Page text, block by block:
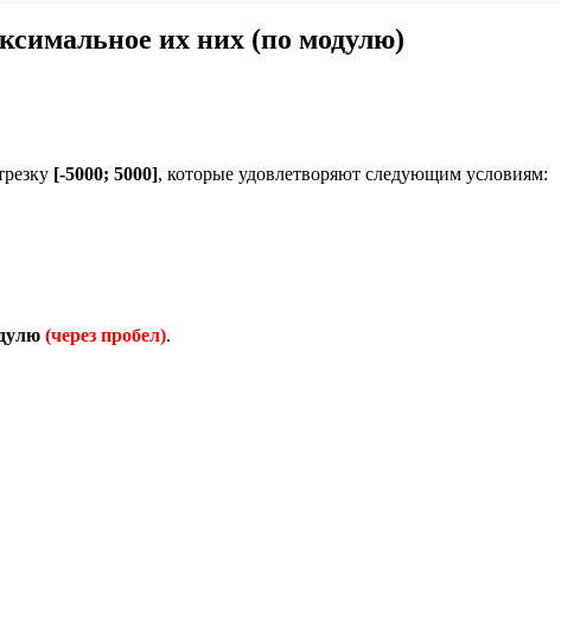
их них (по модулю)
[-5000; 5000], которые удовлетворяют следующим условиям:
(через пробел).